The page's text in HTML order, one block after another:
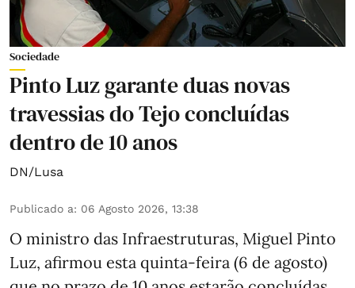
Sociedade
Pinto Luz garante duas novas
travessias do Tejo concluídas
dentro de 10 anos
DN/Lusa
Publicado a: 06 Agosto 2026, 13:38
O ministro das Infraestruturas, Miguel Pinto
Luz, afirmou esta quinta-feira (6 de agosto)